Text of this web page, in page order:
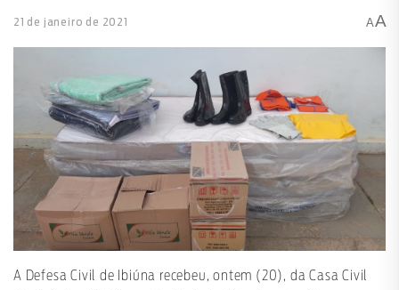
21 de janeiro de 2021 AA
A Defesa Civil de Ibiúna recebeu, ontem (20), da Casa Civil